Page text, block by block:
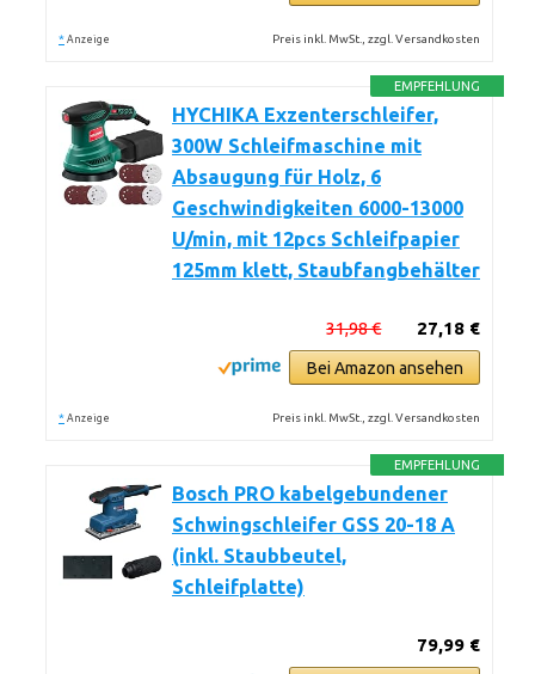
* Anzeige Preis inkl. MwSt., zzgl. Versandkosten
EMPFEHLUNG
HYCHIKA Exzenterschleifer,
300W Schleifmaschine mit
Absaugung für Holz, 6
Geschwindigkeiten 6000-13000
U/min, mit 12pcs Schleifpapier
125mm klett, Staubfangbehälter
27,18 €
31,98 €
Bei Amazon ansehen
* Anzeige Preis inkl. MwSt., zzgl. Versandkosten
EMPFEHLUNG
Bosch PRO kabelgebundener
Schwingschleifer GSS 20-18 A
(inkl. Staubbeutel,
Schleifplatte)
79,99 €